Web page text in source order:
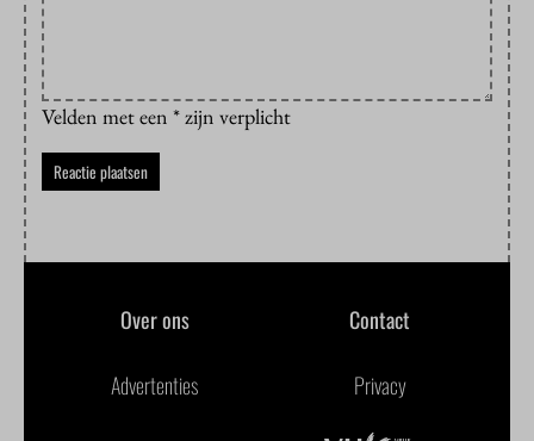
Velden met een * zijn verplicht
Over ons Contact
Advertenties Privacy